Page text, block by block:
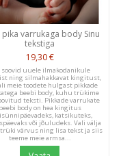
think
a
pika varrukaga body Sinu
tekstiga
19,30 €
soovid uuele ilmakodanikule
ning silmahakkavat kingitust,
meie toodete hulgast pikkade
beebi body, kuhu trükime
teksti. Pikkade varrukate
beebi body on hea kingitus
katsikuteks,
või jõuludeks. Vali välja
trüki värvus ning lisa tekst ja siis
teeme meie armsa...